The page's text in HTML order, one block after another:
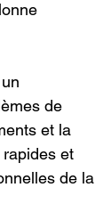
de
et la
et
de la